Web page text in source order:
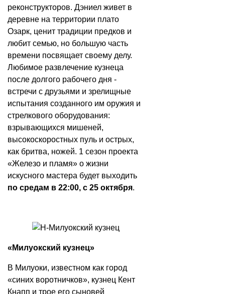
реконструкторов. Дэниел живет в
деревне на территории плато
Озарк, ценит традиции предков и
любит семью, но большую часть
времени посвящает своему делу.
Любимое развлечение кузнеца
после долгого рабочего дня -
встречи с друзьями и зрелищные
испытания созданного им оружия и
стрелкового оборудования:
взрывающихся мишеней,
высокоскоростных пуль и острых,
как бритва, ножей. 1 сезон проекта
«Железо и пламя» о жизни
искусного мастера будет выходить
по средам в 22:00, с 25 октября.
«Милуокский кузнец»
В Милуоки, известном как город
«синих воротничков», кузнец Кент
Кнапп и трое его сыновей